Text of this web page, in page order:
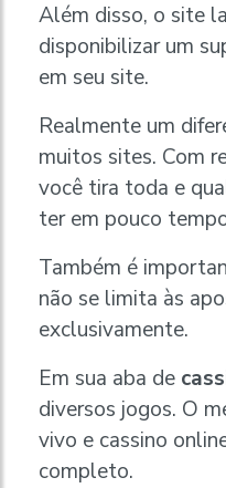
Além disso, o site
disponibilizar um
em seu site.
Realmente um
muitos sites. Com
você tira toda e
ter em pouco
Também é
não se limita às
exclusivamente.
Em sua aba de
diversos jogos. O
vivo e cassino
completo.